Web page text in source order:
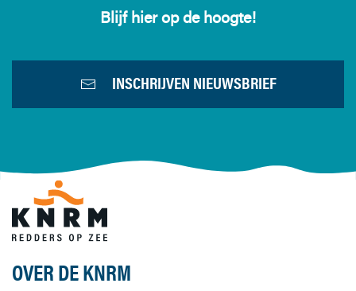
Blijf hier op de hoogte!
INSCHRIJVEN NIEUWSBRIEF
OVER DE KNRM